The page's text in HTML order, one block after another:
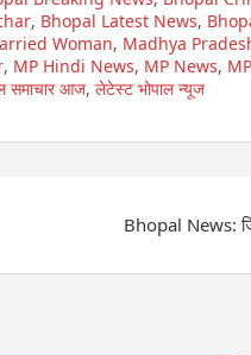
, Bhopal Latest News,
Woman, Madhya
, MP Hindi News, MP News,
समाचार आज, लेटेस्ट भोपाल न्यूज
Bhopal News: